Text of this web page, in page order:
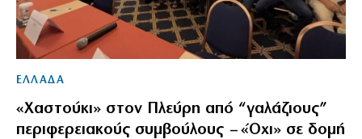
ΕΛΛΑΔΑ
«Χαστούκι» στον Πλεύρη από “γαλάζιους”
περιφερειακούς συμβούλους – «Όχι» σε δομή